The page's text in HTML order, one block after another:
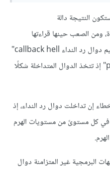
النتيجة دالة
ومن الصعب حينها قراءتها
وتنقيحها. يُعرف هذا الأمر باسم "جحيم دوال رد النداء callback hell"
أو "هرم الهلاك pyramid of doom" إذ تتخذ الدوال المتداخلة شكلًا
إن تداخلت دوال رد النداء، إذ
كل مستوىً من مستويات الهرم
البرمجية غير المتزامنة دوال